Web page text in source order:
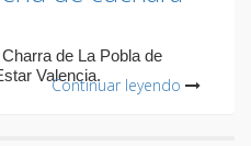
de La Pobla de
Valencia.
Continuar leyendo